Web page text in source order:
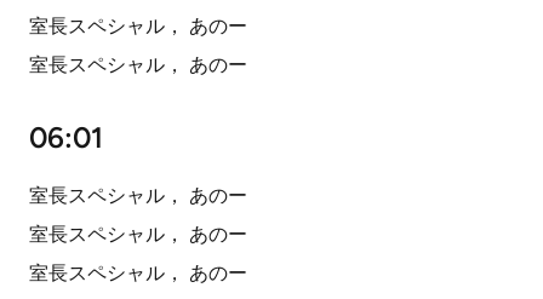
室長スペシャル， あのー
室長スペシャル， あのー
06:01
室長スペシャル， あのー
室長スペシャル， あのー
室長スペシャル， あのー